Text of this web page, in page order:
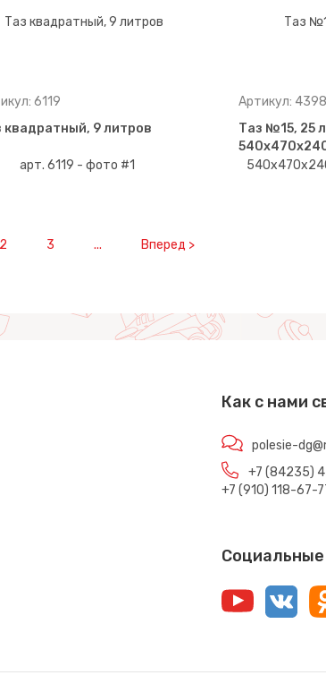
6119
квадратный, 9 литров
Артикул:
Таз №15, 25
2 3 ... Вперед >
Как с нами
polesie-
+7 (84235)
+7 (910) 118-67-
Социальные